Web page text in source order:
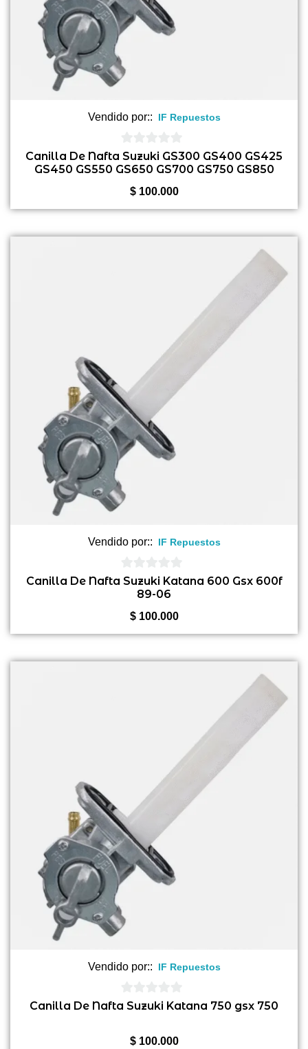
Vendido por:: IF Repuestos
0
de
Canilla De Nafta Suzuki GS300 GS400 GS425
GS450 GS550 GS650 GS700 GS750 GS850
$100.000
Vendido por:: IF Repuestos
0
Canilla De Nafta Suzuki Katana 600 Gsx 600f
89-06
$100.000
Vendido por:: IF Repuestos
0
Canilla De Nafta Suzuki Katana 750 gsx 750
$100.000